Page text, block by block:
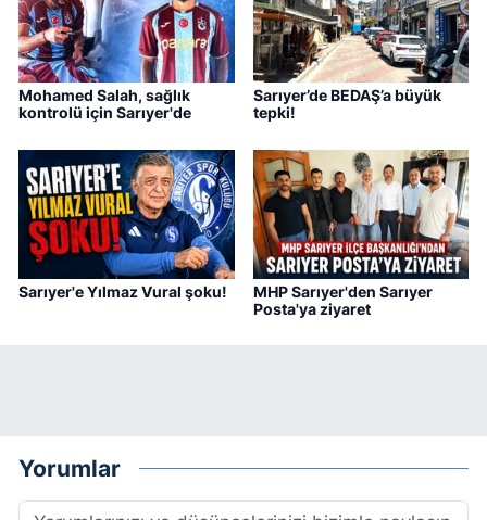
Mohamed Salah, sağlık
kontrolü için Sarıyer'de
Sarıyer’de BEDAŞ’a büyük
tepki!
Sarıyer'e Yılmaz Vural şoku!
MHP Sarıyer'den Sarıyer
Posta'ya ziyaret
Yorumlar